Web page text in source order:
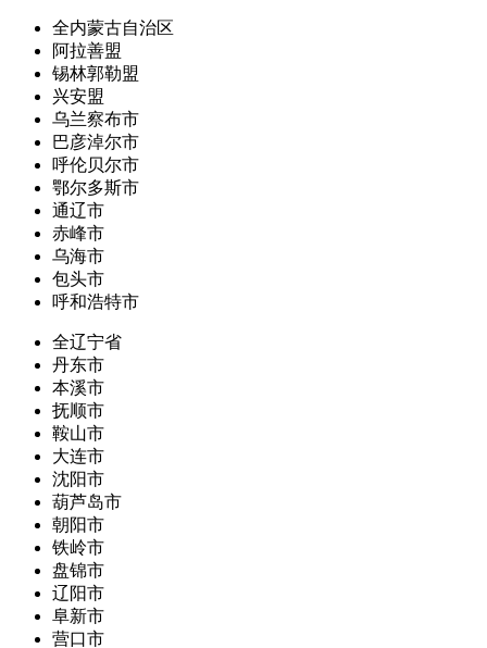
全内蒙古自治区
阿拉善盟
锡林郭勒盟
兴安盟
乌兰察布市
巴彦淖尔市
呼伦贝尔市
鄂尔多斯市
通辽市
赤峰市
乌海市
包头市
呼和浩特市
全辽宁省
丹东市
本溪市
抚顺市
鞍山市
大连市
沈阳市
葫芦岛市
朝阳市
铁岭市
盘锦市
辽阳市
阜新市
营口市